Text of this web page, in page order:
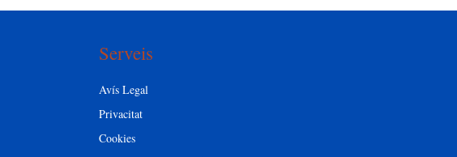
Serveis
Avís Legal
Privacitat
Cookies